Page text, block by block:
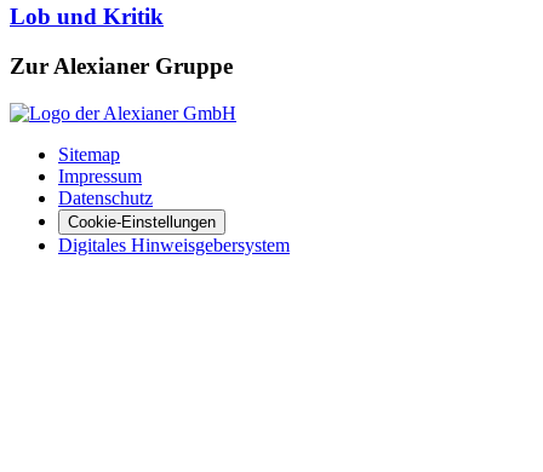
Lob und Kritik
Zur Alexianer Gruppe
Sitemap
Impressum
Datenschutz
Cookie-Einstellungen
Digitales Hinweisgebersystem